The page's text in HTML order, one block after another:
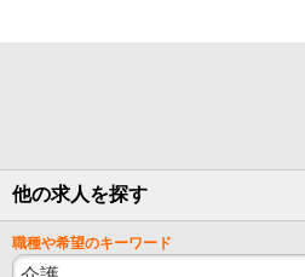
他の求人を探す
職種や希望のキーワード